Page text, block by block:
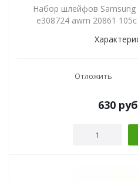
Набор шлейфов Samsung
e308724 awm 20861
Отложить
630